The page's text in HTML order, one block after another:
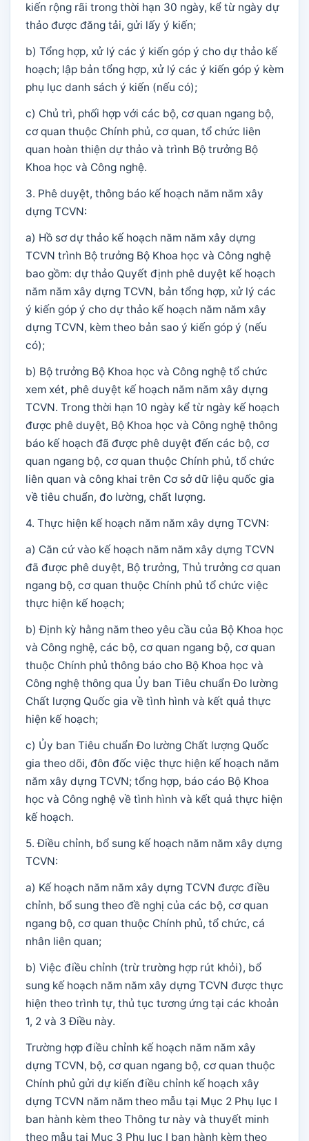
kiến rộng rãi trong thời hạn 30 ngày, kể từ ngày dự
thảo được đăng tải, gửi lấy ý kiến;
b) Tổng hợp, xử lý các ý kiến góp ý cho dự thảo kế
hoạch; lập bản tổng hợp, xử lý các ý kiến góp ý kèm
phụ lục danh sách ý kiến (nếu có);
c) Chủ trì, phối hợp với các bộ, cơ quan ngang bộ,
cơ quan thuộc Chính phủ, cơ quan, tổ chức liên
quan hoàn thiện dự thảo và trình Bộ trưởng Bộ
Khoa học và Công nghệ.
3. Phê duyệt, thông báo kế hoạch năm năm xây
dựng TCVN:
a) Hồ sơ dự thảo kế hoạch năm năm xây dựng
TCVN trình Bộ trưởng Bộ Khoa học và Công nghệ
bao gồm: dự thảo Quyết định phê duyệt kế hoạch
năm năm xây dựng TCVN, bản tổng hợp, xử lý các
ý kiến góp ý cho dự thảo kế hoạch năm năm xây
dựng TCVN, kèm theo bản sao ý kiến góp ý (nếu
có);
b) Bộ trưởng Bộ Khoa học và Công nghệ tổ chức
xem xét, phê duyệt kế hoạch năm năm xây dựng
TCVN. Trong thời hạn 10 ngày kể từ ngày kế hoạch
được phê duyệt, Bộ Khoa học và Công nghệ thông
báo kế hoạch đã được phê duyệt đến các bộ, cơ
quan ngang bộ, cơ quan thuộc Chính phủ, tổ chức
liên quan và công khai trên Cơ sở dữ liệu quốc gia
về tiêu chuẩn, đo lường, chất lượng.
4. Thực hiện kế hoạch năm năm xây dựng TCVN:
a) Căn cứ vào kế hoạch năm năm xây dựng TCVN
đã được phê duyệt, Bộ trưởng, Thủ trưởng cơ quan
ngang bộ, cơ quan thuộc Chính phủ tổ chức việc
thực hiện kế hoạch;
b) Định kỳ hằng năm theo yêu cầu của Bộ Khoa học
và Công nghệ, các bộ, cơ quan ngang bộ, cơ quan
thuộc Chính phủ thông báo cho Bộ Khoa học và
Công nghệ thông qua Ủy ban Tiêu chuẩn Đo lường
Chất lượng Quốc gia về tình hình và kết quả thực
hiện kế hoạch;
c) Ủy ban Tiêu chuẩn Đo lường Chất lượng Quốc
gia theo dõi, đôn đốc việc thực hiện kế hoạch năm
năm xây dựng TCVN; tổng hợp, báo cáo Bộ Khoa
học và Công nghệ về tình hình và kết quả thực hiện
kế hoạch.
5. Điều chỉnh, bổ sung kế hoạch năm năm xây dựng
TCVN:
a) Kế hoạch năm năm xây dựng TCVN được điều
chỉnh, bổ sung theo đề nghị của các bộ, cơ quan
ngang bộ, cơ quan thuộc Chính phủ, tổ chức, cá
nhân liên quan;
b) Việc điều chỉnh (trừ trường hợp rút khỏi), bổ
sung kế hoạch năm năm xây dựng TCVN được thực
hiện theo trình tự, thủ tục tương ứng tại các khoản
1, 2 và 3 Điều này.
Trường hợp điều chỉnh kế hoạch năm năm xây
dựng TCVN, bộ, cơ quan ngang bộ, cơ quan thuộc
Chính phủ gửi dự kiến điều chỉnh kế hoạch xây
dựng TCVN năm năm theo mẫu tại Mục 2 Phụ lục I
ban hành kèm theo Thông tư này và thuyết minh
theo mẫu tại Mục 3 Phụ lục I ban hành kèm theo